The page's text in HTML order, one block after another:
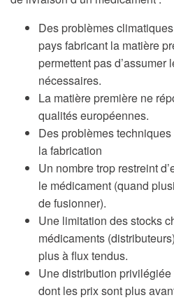
Des problèmes
pays fabricant la matière
permettent pas
nécessaires.
La matière première ne
qualités européennes.
Des problèmes
la fabrication
Un nombre trop restreint
le médicament (quand
de fusionner).
Une limitation des stocks
médicaments
plus à flux tendus.
Une distribution
dont les prix sont plus